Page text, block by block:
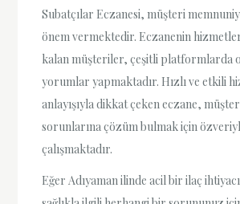
Subatçılar Eczanesi, müşteri
önem vermektedir. Eczanenin
kalan müşteriler, çeşitli platformlarda
yorumlar yapmaktadır. Hızlı ve etkili
anlayışıyla dikkat çeken eczane,
sorunlarına çözüm bulmak için
çalışmaktadır.
Eğer Adıyaman ilinde acil bir ilaç